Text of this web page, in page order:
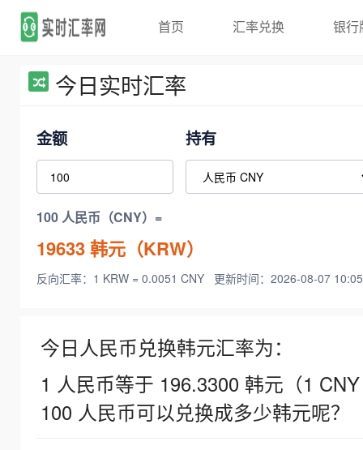
首页 汇率兑换 银行
今日实时汇率
金额 持有
100 人民币（CNY）=
19633韩元（KRW）
反向汇率：1 KRW = 0.0051 CNY 更新时间：2026-08-07
今日人民币兑换韩元汇率为：
1 人民币等于 196.3300 韩元（1
100 人民币可以兑换成多少韩元呢？